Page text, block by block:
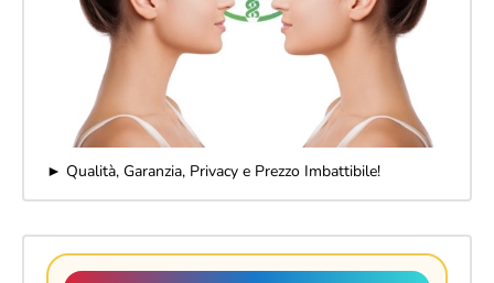
► Qualità, Garanzia, Privacy e Prezzo Imbattibile!